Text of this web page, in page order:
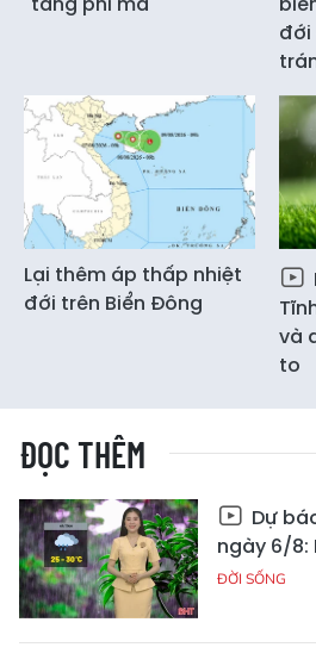
đới
Lại thêm áp thấp nhiệt
đới trên Biển Đông
và
to
ĐỌC THÊM
Dự
ngày 6/8:
ĐỜI SỐNG